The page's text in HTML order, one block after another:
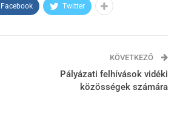
Facebook Twitter
KÖVETKEZŐ
Pályázati felhívások vidéki
közösségek számára